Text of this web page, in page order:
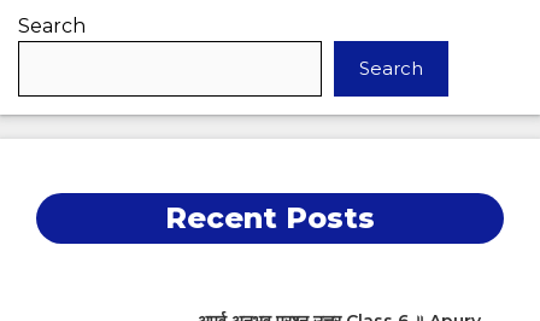
Search
Search
Recent Posts